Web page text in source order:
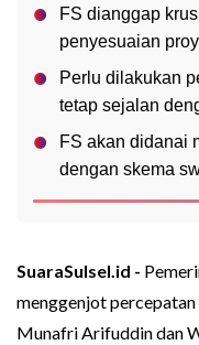
FS dianggap
penyesuaian
Perlu dilakukan
tetap sejalan
FS akan didanai
dengan skema
SuaraSulsel.id -
menggenjot
Munafri Arifuddin dan